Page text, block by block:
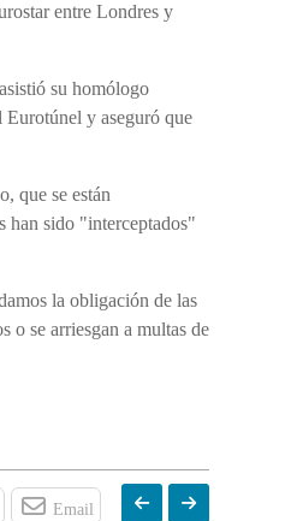
entre Londres y
su homólogo
y aseguró que
que se están
han sido "interceptados"
la obligación de las
o se arriesgan a multas de
Email